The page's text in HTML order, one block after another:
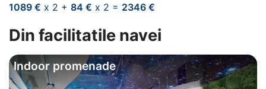
1089 € x 2 + 84 € x 2 = 2346 €
Din facilitatile navei
Indoor promenade